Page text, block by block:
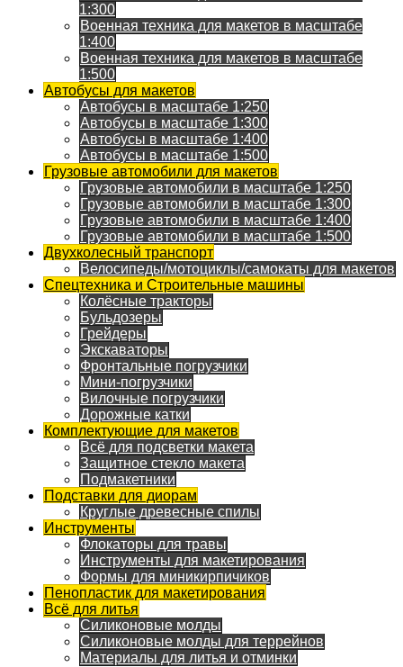
1:300
Военная техника для макетов в масштабе
1:400
Военная техника для макетов в масштабе
1:500
Автобусы для макетов
Автобусы в масштабе 1:250
Автобусы в масштабе 1:300
Автобусы в масштабе 1:400
Автобусы в масштабе 1:500
Грузовые автомобили для макетов
Грузовые автомобили в масштабе 1:250
Грузовые автомобили в масштабе 1:300
Грузовые автомобили в масштабе 1:400
Грузовые автомобили в масштабе 1:500
Двухколесный транспорт
Велосипеды/мотоциклы/самокаты для макетов
Спецтехника и Строительные машины
Колёсные тракторы
Бульдозеры
Грейдеры
Экскаваторы
Фронтальные погрузчики
Мини-погрузчики
Вилочные погрузчики
Дорожные катки
Комплектующие для макетов
Всё для подсветки макета
Защитное стекло макета
Подмакетники
Подставки для диорам
Круглые древесные спилы
Инструменты
Флокаторы для травы
Инструменты для макетирования
Формы для миникирпичиков
Пенопластик для макетирования
Всё для литья
Силиконовые молды
Силиконовые молды для террейнов
Материалы для литья и отминки